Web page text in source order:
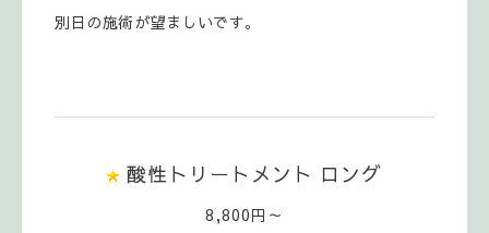
別日の施術が望ましいです。
酸性トリートメント ロング
8,800円～